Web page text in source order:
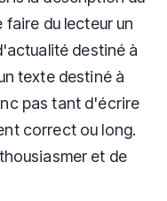
du lecteur un
destiné à
texte destiné à
pas tant d'écrire
correct ou long.
et de